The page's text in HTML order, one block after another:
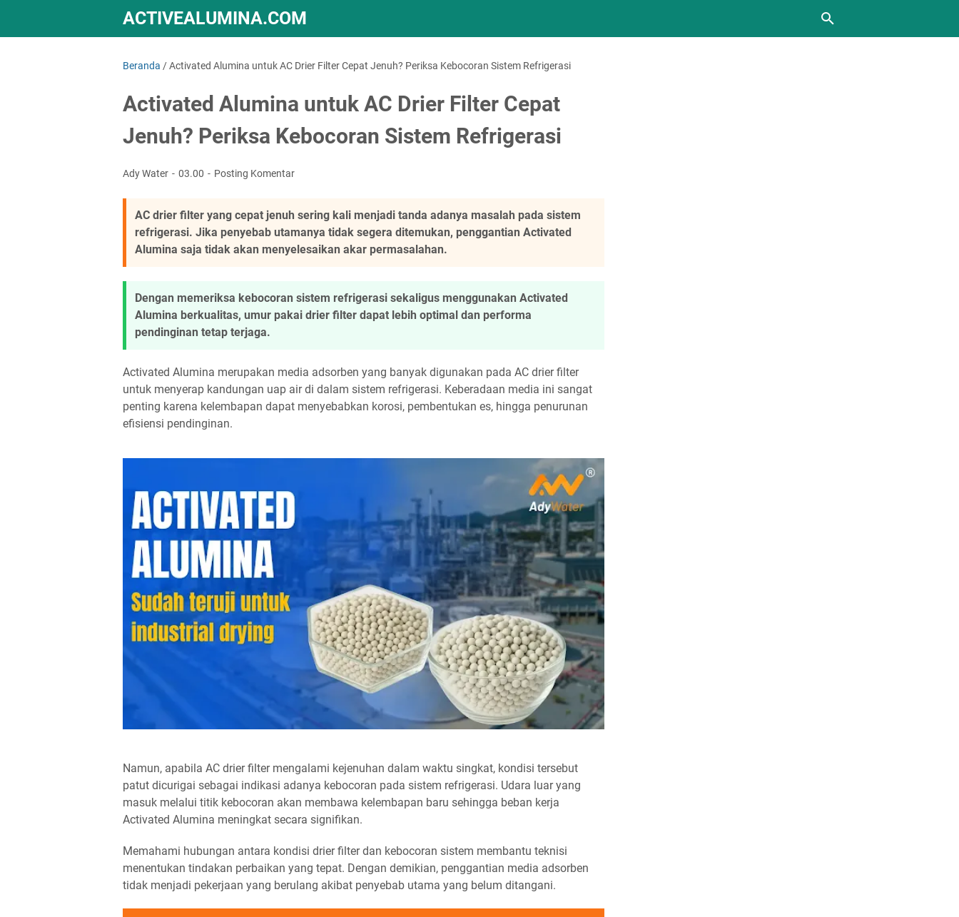
ACTIVEALUMINA.COM
Beranda /Activated Alumina untuk AC Drier Filter Cepat Jenuh? Periksa Kebocoran Sistem Refrigerasi
Activated Alumina untuk AC Drier Filter Cepat
Jenuh? Periksa Kebocoran Sistem Refrigerasi
Ady Water 03.00 Posting Komentar
AC drier filter yang cepat jenuh sering kali menjadi tanda adanya masalah pada sistem
refrigerasi. Jika penyebab utamanya tidak segera ditemukan, penggantian Activated
Alumina saja tidak akan menyelesaikan akar permasalahan.
Dengan memeriksa kebocoran sistem refrigerasi sekaligus menggunakan Activated
Alumina berkualitas, umur pakai drier filter dapat lebih optimal dan performa
pendinginan tetap terjaga.
Activated Alumina merupakan media adsorben yang banyak digunakan pada AC drier filter
untuk menyerap kandungan uap air di dalam sistem refrigerasi. Keberadaan media ini sangat
penting karena kelembapan dapat menyebabkan korosi, pembentukan es, hingga penurunan
efisiensi pendinginan.
Namun, apabila AC drier filter mengalami kejenuhan dalam waktu singkat, kondisi tersebut
patut dicurigai sebagai indikasi adanya kebocoran pada sistem refrigerasi. Udara luar yang
masuk melalui titik kebocoran akan membawa kelembapan baru sehingga beban kerja
Activated Alumina meningkat secara signifikan.
Memahami hubungan antara kondisi drier filter dan kebocoran sistem membantu teknisi
menentukan tindakan perbaikan yang tepat. Dengan demikian, penggantian media adsorben
tidak menjadi pekerjaan yang berulang akibat penyebab utama yang belum ditangani.